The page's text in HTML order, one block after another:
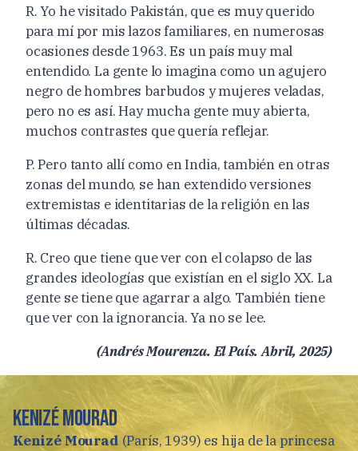
R. Yo he visitado Pakistán, que es muy querido
para mí por mis lazos familiares, en numerosas
ocasiones desde 1963. Es un país muy mal
entendido. La gente lo imagina como un agujero
negro de hombres barbudos y mujeres veladas,
pero no es así. Hay mucha gente muy abierta,
muchos contrastes que quería reflejar.
P. Pero tanto allí como en India, también en otras
zonas del mundo, se han extendido versiones
extremistas e identitarias de la religión en las
últimas décadas.
R. Creo que tiene que ver con el colapso de las
grandes ideologías que existían en el siglo XX. La
gente se tiene que agarrar a algo. También tiene
que ver con la ignorancia. Ya no se lee.
(Andrés Mourenza. El País. Abril, 2025)
Kenizé Mourad
Kenizé Mourad (París, 1939) es hija de la princesa